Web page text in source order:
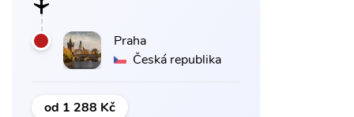
Praha
Česká republika
od 1 288 Kč